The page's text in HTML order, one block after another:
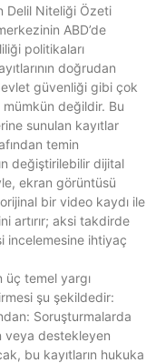
Delil Niteliği Özeti
ABD’de
politikaları
doğrudan
güvenliği gibi çok
mümkün değildir. Bu
sunulan kayıtlar
temin
değiştirilebilir dijital
ekran görüntüsü
bir video kaydı ile
artırır; aksi takdirde
incelemesine ihtiyaç
üç temel yargı
şu şekildedir:
Soruşturmalarda
veya destekleyen
bu kayıtların hukuka